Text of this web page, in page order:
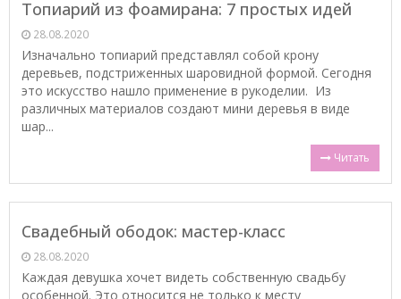
Топиарий из фоамирана: 7 простых идей
28.08.2020
Изначально топиарий представлял собой крону
деревьев, подстриженных шаровидной формой. Сегодня
это искусство нашло применение в рукоделии. Из
различных материалов создают мини деревья в виде
шар...
Читать
Свадебный ободок: мастер-класс
28.08.2020
Каждая девушка хочет видеть собственную свадьбу
особенной. Это относится не только к месту